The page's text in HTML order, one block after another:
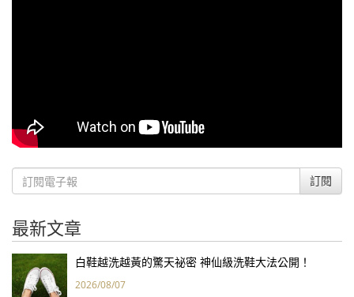
訂閱
最新文章
白鞋越洗越黃的驚天祕密 神仙級洗鞋大法公開！
2026/08/07